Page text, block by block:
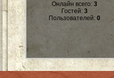
Онлайн всего: 3
Гостей: 3
Пользователей: 0